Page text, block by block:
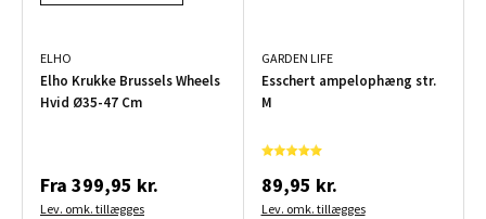
ELHO
Elho Krukke Brussels Wheels
Hvid Ø35-47 Cm
Fra 399,95 kr.
Lev. omk. tillægges
GARDEN LIFE
Esschert ampelophæng str.
M
89,95 kr.
Lev. omk. tillægges